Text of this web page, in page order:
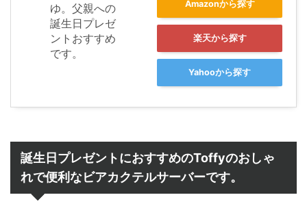
Amazonから探す
楽天から探す
Yahooから探す
誕生日プレゼントにおすすめのToffyのおしゃ
れで便利なビアカクテルサーバーです。